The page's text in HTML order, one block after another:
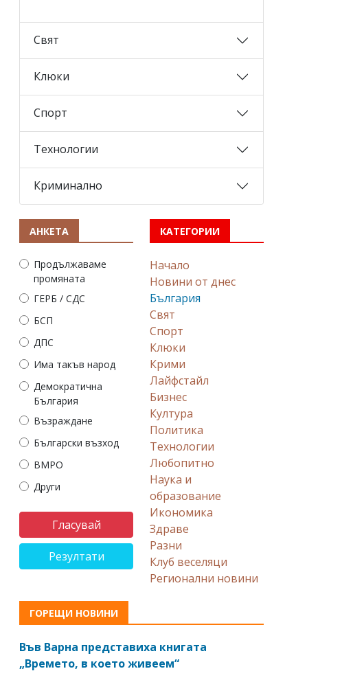
Свят
Клюки
Спорт
Технологии
Криминално
АНКЕТА
Продължаваме
промяната
ГЕРБ / СДС
БСП
ДПС
Има такъв народ
Демократична
България
Възраждане
Български възход
ВМРО
Други
Резултати
КАТЕГОРИИ
Начало
Новини от днес
България
Свят
Спорт
Клюки
Крими
Лайфстайл
Бизнес
Култура
Политика
Технологии
Любопитно
Наука и
образование
Икономика
Здраве
Разни
Клуб веселяци
Регионални новини
ГОРЕЩИ НОВИНИ
Във Варна представиха книгата
„Времето, в което живеем“